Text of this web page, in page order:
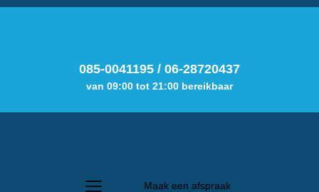
085-0041195 / 06-28720437
van 09:00 tot 21:00 bereikbaar
Maak een afspraak